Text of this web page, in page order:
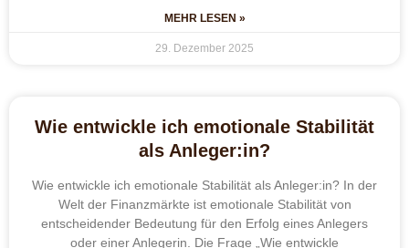
MEHR LESEN »
29. Dezember 2025
Wie entwickle ich emotionale Stabilität
als Anleger:in?
Wie entwickle ich emotionale Stabilität als Anleger:in? In der
Welt der Finanzmärkte ist emotionale Stabilität von
entscheidender Bedeutung für den Erfolg eines Anlegers
oder einer Anlegerin. Die Frage „Wie entwickle